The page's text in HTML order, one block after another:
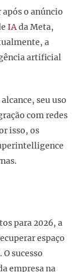
o anúncio
IAda Meta,
a
artificial
seu uso
com redes
isso, os
para 2026, a
espaço
sucesso
empresa na